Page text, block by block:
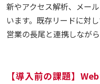
新やアクセス解析、メー
います。既存リードに対
営業の長尾と連携しながら
【導入前の課題】